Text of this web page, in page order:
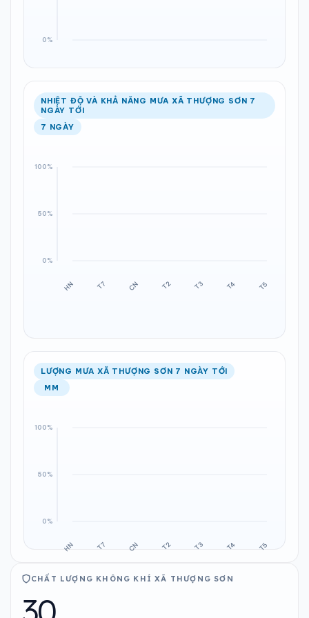
NHIỆT ĐỘ VÀ KHẢ NĂNG MƯA XÃ THƯỢNG SƠN 7
NGÀY TỚI
7 NGÀY
LƯỢNG MƯA XÃ THƯỢNG SƠN 7 NGÀY TỚI
MM
CHẤT LƯỢNG KHÔNG KHÍ XÃ THƯỢNG SƠN